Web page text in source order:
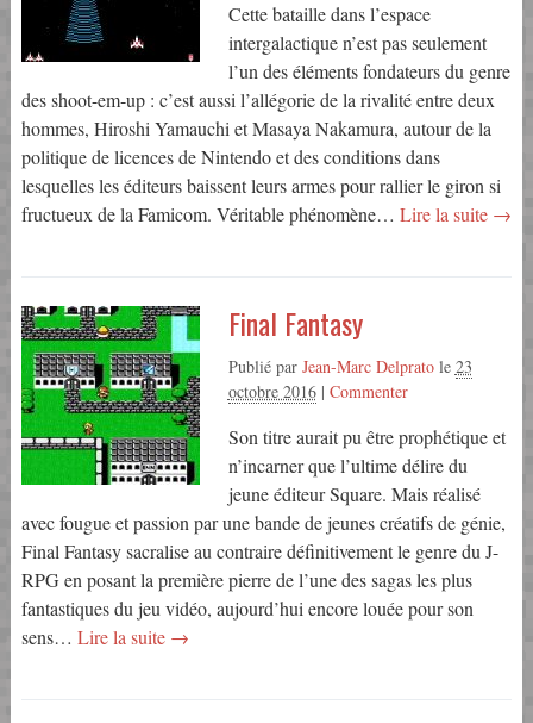
Cette bataille dans l’espace
intergalactique n’est pas seulement
l’un des éléments fondateurs du genre
des shoot-em-up : c’est aussi l’allégorie de la rivalité entre deux
hommes, Hiroshi Yamauchi et Masaya Nakamura, autour de la
politique de licences de Nintendo et des conditions dans
lesquelles les éditeurs baissent leurs armes pour rallier le giron si
fructueux de la Famicom. Véritable phénomène… Lire la suite →
Final Fantasy
Publié par Jean-Marc Delpratole 23
octobre 2016| Commenter
Son titre aurait pu être prophétique et
n’incarner que l’ultime délire du
jeune éditeur Square. Mais réalisé
avec fougue et passion par une bande de jeunes créatifs de génie,
Final Fantasy sacralise au contraire définitivement le genre du J-
RPG en posant la première pierre de l’une des sagas les plus
fantastiques du jeu vidéo, aujourd’hui encore louée pour son
sens… Lire la suite →